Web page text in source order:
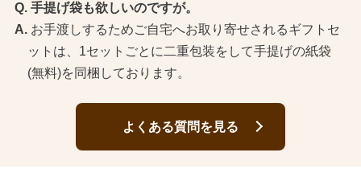
手提げ袋も欲しいのですが。
お手渡しするためご自宅へお取り寄せされるギフトセ
ットは、1セットごとに二重包装をして手提げの紙袋
(無料)を同梱しております。
よくある質問を見る